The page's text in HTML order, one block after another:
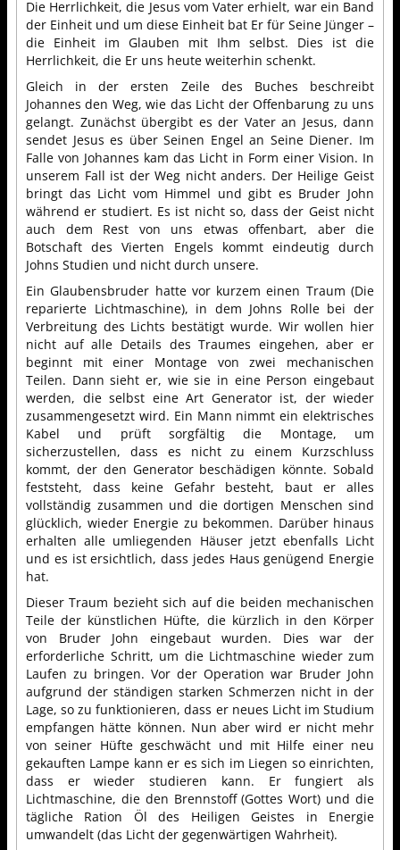
Die Herrlichkeit, die Jesus vom Vater erhielt, war ein Band
der Einheit und um diese Einheit bat Er für Seine Jünger –
die Einheit im Glauben mit Ihm selbst. Dies ist die
Herrlichkeit, die Er uns heute weiterhin schenkt.
Gleich in der ersten Zeile des Buches beschreibt
Johannes den Weg, wie das Licht der Offenbarung zu uns
gelangt. Zunächst übergibt es der Vater an Jesus, dann
sendet Jesus es über Seinen Engel an Seine Diener. Im
Falle von Johannes kam das Licht in Form einer Vision. In
unserem Fall ist der Weg nicht anders. Der Heilige Geist
bringt das Licht vom Himmel und gibt es Bruder John
während er studiert. Es ist nicht so, dass der Geist nicht
auch dem Rest von uns etwas offenbart, aber die
Botschaft des Vierten Engels kommt eindeutig durch
Johns Studien und nicht durch unsere.
Ein Glaubensbruder hatte vor kurzem einen Traum (Die
reparierte Lichtmaschine), in dem Johns Rolle bei der
Verbreitung des Lichts bestätigt wurde. Wir wollen hier
nicht auf alle Details des Traumes eingehen, aber er
beginnt mit einer Montage von zwei mechanischen
Teilen. Dann sieht er, wie sie in eine Person eingebaut
werden, die selbst eine Art Generator ist, der wieder
zusammengesetzt wird. Ein Mann nimmt ein elektrisches
Kabel und prüft sorgfältig die Montage, um
sicherzustellen, dass es nicht zu einem Kurzschluss
kommt, der den Generator beschädigen könnte. Sobald
feststeht, dass keine Gefahr besteht, baut er alles
vollständig zusammen und die dortigen Menschen sind
glücklich, wieder Energie zu bekommen. Darüber hinaus
erhalten alle umliegenden Häuser jetzt ebenfalls Licht
und es ist ersichtlich, dass jedes Haus genügend Energie
hat.
Dieser Traum bezieht sich auf die beiden mechanischen
Teile der künstlichen Hüfte, die kürzlich in den Körper
von Bruder John eingebaut wurden. Dies war der
erforderliche Schritt, um die Lichtmaschine wieder zum
Laufen zu bringen. Vor der Operation war Bruder John
aufgrund der ständigen starken Schmerzen nicht in der
Lage, so zu funktionieren, dass er neues Licht im Studium
empfangen hätte können. Nun aber wird er nicht mehr
von seiner Hüfte geschwächt und mit Hilfe einer neu
gekauften Lampe kann er es sich im Liegen so einrichten,
dass er wieder studieren kann. Er fungiert als
Lichtmaschine, die den Brennstoff (Gottes Wort) und die
tägliche Ration Öl des Heiligen Geistes in Energie
umwandelt (das Licht der gegenwärtigen Wahrheit).